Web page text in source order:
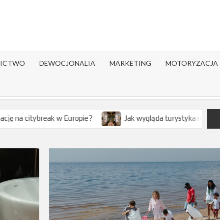
DEWOCJONALIA MARKETING MOTORYZACJA
Jak wygląda turystyka religijna w Polsce?